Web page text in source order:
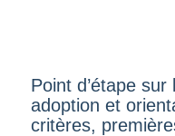
Point d’étape sur
adoption et
critères,